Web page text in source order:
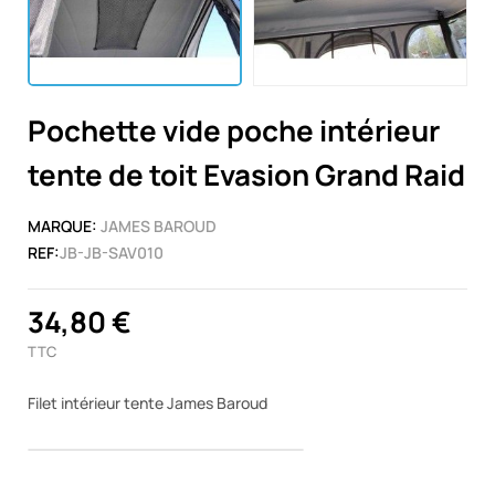
Pochette vide poche intérieur
tente de toit Evasion Grand Raid
MARQUE: JAMES BAROUD
REF:JB-JB-SAV010
34,80 €
TTC
Filet intérieur tente James Baroud